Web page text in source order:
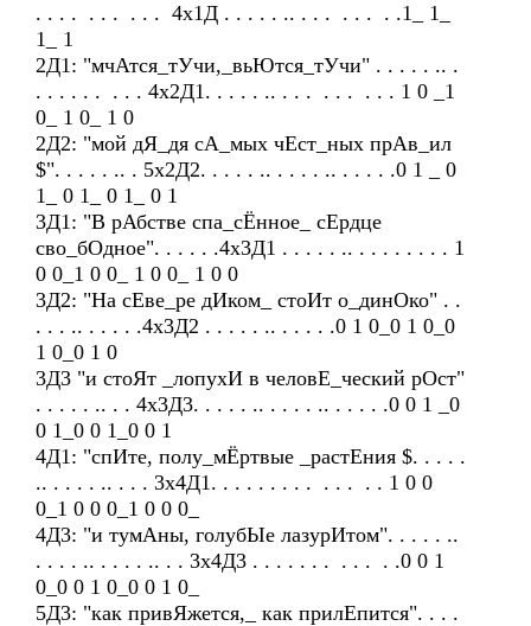
. . . . . . . . . . 4х1Д . . . . . .. . . . . . . . .1_ 1_
1_ 1
2Д1: "мчАтся_тУчи,_вьЮтся_тУчи" . . . . . .. .
. . . . . . . . . 4х2Д1. . . . . .. . . . . . . . . . 1 0 _1
0_ 1 0_ 1 0
2Д2: "мой дЯ_дя сА_мых чЕст_ных прАв_ил
$". . . . . .. . 5х2Д2. . . . . .. . . . . .. . . . . .0 1 _ 0
1_ 0 1_ 0 1_ 0 1
3Д1: "В рАбстве спа_сЁнное_ сЕрдце
сво_бОдное". . . . . .4х3Д1 . . . . . .. . . . . . . . . 1
0 0_1 0 0_ 1 0 0_ 1 0 0
3Д2: "На сЕве_ре дИком_ стоИт о_динОко" . .
. . . .. . . . . .4х3Д2 . . . . . .. . . . . .0 1 0_0 1 0_0
1 0_0 1 0
3Д3 "и стоЯт _лопухИ в человЕ_ческий рОст"
. . . . . .. . . 4х3Д3. . . . . .. . . . . .. . . . . .0 0 1 _0
0 1_0 0 1_0 0 1
4Д1: "спИте, полу_мЁртвые _растЕния $. . . . .
.. . . . . .. . . . 3х4Д1. . . . . . . . . . . . . . 1 0 0
0_1 0 0 0_1 0 0 0_
4Д3: "и тумАны, голубЫе лазурИтом". . . . . ..
. . . . .. . . . . .. . . 3х4Д3 . . . . . . . . . . . .0 0 1
0_0 0 1 0_0 0 1 0_
5Д3: "как привЯжется,_ как прилЕпится". . . .